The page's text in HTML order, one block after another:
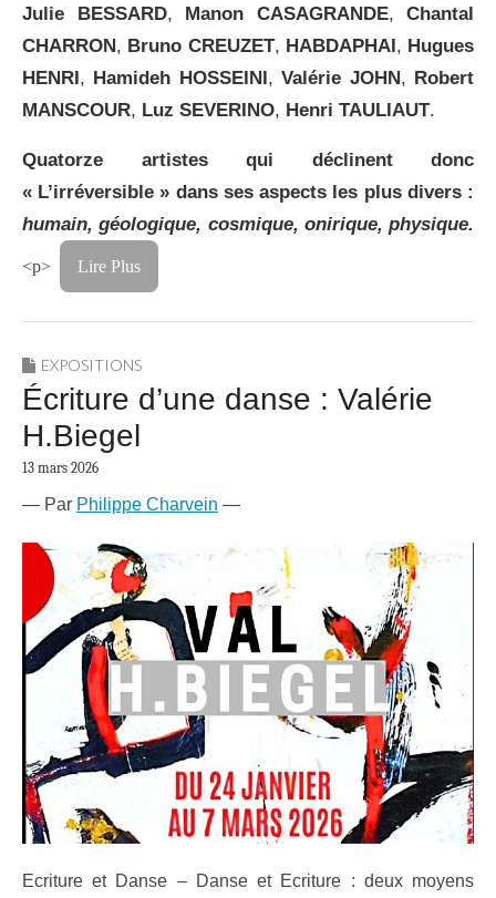
Julie BESSARD, Manon CASAGRANDE, Chantal
CHARRON, Bruno CREUZET, HABDAPHAI, Hugues
HENRI, Hamideh HOSSEINI,Valérie JOHN, Robert
MANSCOUR, Luz SEVERINO, Henri TAULIAUT.
Quatorze artistes qui déclinent donc
« L’irréversible » dans ses aspects les plus divers :
humain, géologique, cosmique, onirique, physique.
<p> Lire Plus
EXPOSITIONS
Écriture d’une danse : Valérie
H.Biegel
13 mars 2026
— Par Philippe Charvein —
Ecriture et Danse – Danse et Ecriture : deux moyens